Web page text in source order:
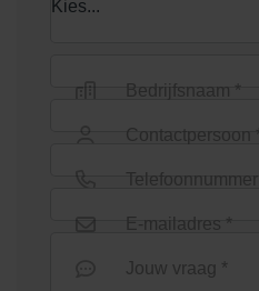
Bedrijfsnaam *
Contactpersoon *
Telefoonnummer
E-mailadres *
Jouw vraag *